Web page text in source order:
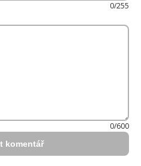
0/255
0/600
komentář